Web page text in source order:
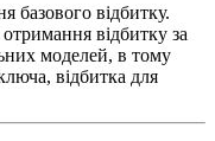
базового відбитку.
відбитку за
моделей, в тому
відбитка для